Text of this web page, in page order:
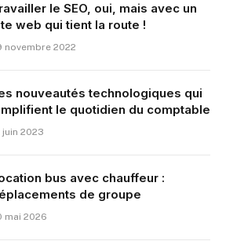
le SEO, oui, mais avec un
web qui tient la route !
novembre 2022
nouveautés technologiques qui
le quotidien du comptable
juin 2023
bus avec chauffeur :
de groupe
mai 2026